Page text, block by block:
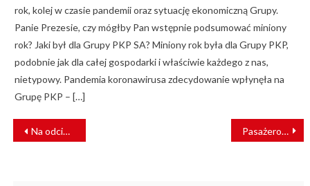
rok, kolej w czasie pandemii oraz sytuację ekonomiczną Grupy.
Panie Prezesie, czy mógłby Pan wstępnie podsumować miniony
rok? Jaki był dla Grupy PKP SA? Miniony rok była dla Grupy PKP,
podobnie jak dla całej gospodarki i właściwie każdego z nas,
nietypowy. Pandemia koronawirusa zdecydowanie wpłynęła na
Grupę PKP – […]
NAWIGACJA
WPISU
Na odcinek Rydułtowy – Sumina wróciły pociągi Pasażerowie nie noszą maseczek. MPK Wrocław prosi o zwiększenie kontroli w tramwajach i autobusach